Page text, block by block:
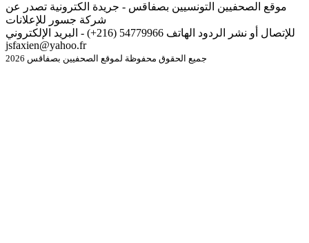
موقع الصحفيين التونسيين بصفاقس - جريدة الكترونية تصدر عن
شركة جسور للإعلانات
للإتصال أو نشر الردود الهاتف 54779966 (216+) - البريد الإلكتروني
jsfaxien@yahoo.fr
جميع الحقوق محفوظة لموقع الصحفيين بصفاقس 2026